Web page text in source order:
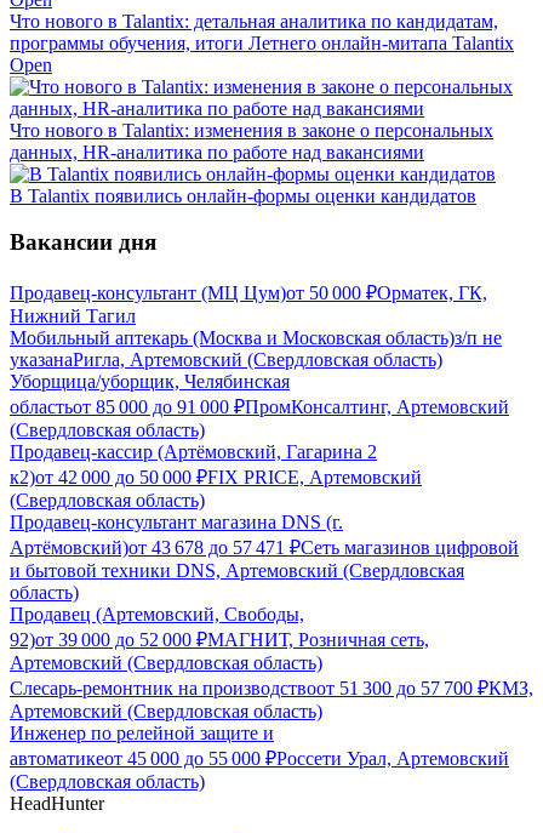
Что нового в Talantix: детальная аналитика по кандидатам,
программы обучения, итоги Летнего онлайн-митапа Talantix
Open
Что нового в Talantix: изменения в законе о персональных
данных, HR-аналитика по работе над вакансиями
В Talantix появились онлайн-формы оценки кандидатов
Вакансии дня
Продавец-консультант (МЦ Цум)от 50 000 ₽Орматек, ГК,
Нижний Тагил
Мобильный аптекарь (Москва и Московская область)з/п не
указанаРигла, Артемовский (Свердловская область)
Уборщица/уборщик, Челябинская
областьот 85 000 до 91 000 ₽ПромКонсалтинг, Артемовский
(Свердловская область)
Продавец-кассир (Артёмовский, Гагарина 2
к2)от 42 000 до 50 000 ₽FIX PRICE, Артемовский
(Свердловская область)
Продавец-консультант магазина DNS (г.
Артёмовский)от 43 678 до 57 471 ₽Сеть магазинов цифровой
и бытовой техники DNS, Артемовский (Свердловская
область)
Продавец (Артемовский, Свободы,
92)от 39 000 до 52 000 ₽МАГНИТ, Розничная сеть,
Артемовский (Свердловская область)
Слесарь-ремонтник на производствоот 51 300 до 57 700 ₽КМЗ,
Артемовский (Свердловская область)
Инженер по релейной защите и
автоматикеот 45 000 до 55 000 ₽Россети Урал, Артемовский
(Свердловская область)
HeadHunter